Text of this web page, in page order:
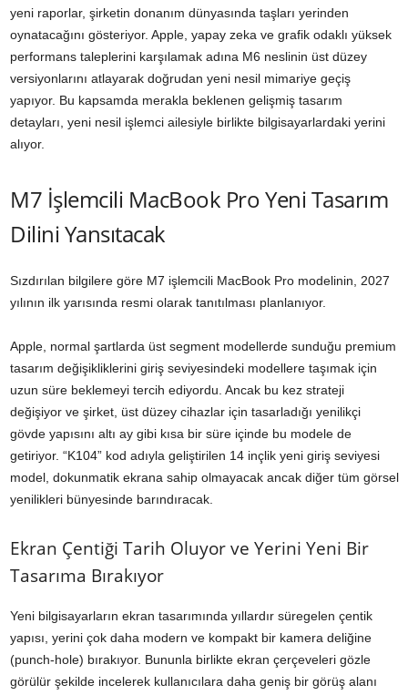
yeni raporlar, şirketin donanım dünyasında taşları yerinden
oynatacağını gösteriyor. Apple, yapay zeka ve grafik odaklı yüksek
performans taleplerini karşılamak adına M6 neslinin üst düzey
versiyonlarını atlayarak doğrudan yeni nesil mimariye geçiş
yapıyor. Bu kapsamda merakla beklenen gelişmiş tasarım
detayları, yeni nesil işlemci ailesiyle birlikte bilgisayarlardaki yerini
alıyor.
M7 İşlemcili MacBook Pro Yeni Tasarım
Dilini Yansıtacak
Sızdırılan bilgilere göre M7 işlemcili MacBook Pro modelinin, 2027
yılının ilk yarısında resmi olarak tanıtılması planlanıyor.
Apple, normal şartlarda üst segment modellerde sunduğu premium
tasarım değişikliklerini giriş seviyesindeki modellere taşımak için
uzun süre beklemeyi tercih ediyordu. Ancak bu kez strateji
değişiyor ve şirket, üst düzey cihazlar için tasarladığı yenilikçi
gövde yapısını altı ay gibi kısa bir süre içinde bu modele de
getiriyor. “K104” kod adıyla geliştirilen 14 inçlik yeni giriş seviyesi
model, dokunmatik ekrana sahip olmayacak ancak diğer tüm görsel
yenilikleri bünyesinde barındıracak.
Ekran Çentiği Tarih Oluyor ve Yerini Yeni Bir
Tasarıma Bırakıyor
Yeni bilgisayarların ekran tasarımında yıllardır süregelen çentik
yapısı, yerini çok daha modern ve kompakt bir kamera deliğine
(punch-hole) bırakıyor. Bununla birlikte ekran çerçeveleri gözle
görülür şekilde incelerek kullanıcılara daha geniş bir görüş alanı